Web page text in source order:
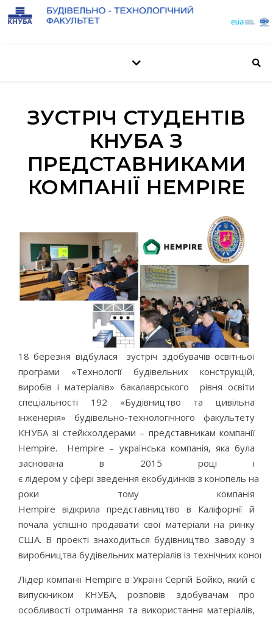
ЗУСТРІЧ СТУДЕНТІВ
КНУБА З
ПРЕДСТАВНИКАМИ
КОМПАНІЇ HEMPIRE
18 березня відбулася зустріч здобувачів освітньої
програми «Технології будівельних конструкцій,
виробів і матеріалів» бакалаврського рівня освіти
спеціальності 192 «Будівництво та цивільна
інженерія» будівельно-технологічного факультету
КНУБА зі стейкхолдерами – представникам компанії
Hempire. Hempire – українська компанія, яка була
заснована в 2015 році і
є лідером у сфері зведення екобудинків з конопель на
роки тому компанія
Hempire відкрила представництво в Каліфорнії й
почала успішно продавати свої матеріали на ринку
США. В проекті знаходиться будівництво заводу з
виробництва будівельних матеріалів із технічних
Лідер компанії Hempire в Україні Сергій Бойко, який є
випускником КНУБА, розповів здобувачам про
особливості отримання та використання матеріалів,